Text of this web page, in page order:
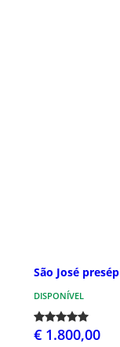
São José
DISPONÍVEL
€ 1.800,00